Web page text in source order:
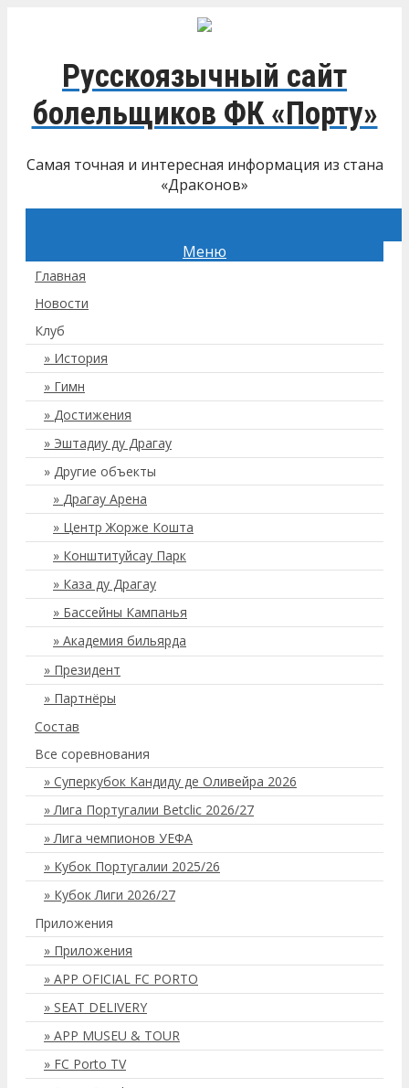
Русскоязычный сайт
болельщиков ФК «Порту»
Самая точная и интересная информация из стана
«Драконов»
Меню
Главная
Новости
Клуб
История
Гимн
Достижения
Эштадиу ду Драгау
Другие объекты
Драгау Арена
Центр Жорже Кошта
Конштитуйсау Парк
Каза ду Драгау
Бассейны Кампанья
Академия бильярда
Президент
Партнёры
Состав
Все соревнования
Суперкубок Кандиду де Оливейра 2026
Лига Португалии Betclic 2026/27
Лига чемпионов УЕФА
Кубок Португалии 2025/26
Кубок Лиги 2026/27
Приложения
Приложения
APP OFICIAL FC PORTO
SEAT DELIVERY
APP MUSEU & TOUR
FC Porto TV